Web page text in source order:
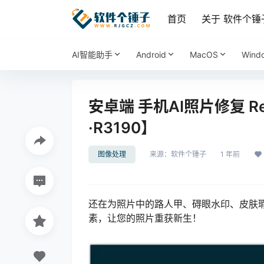
首页 关于 软件个锤
AI智能助手 Android MacOS
安卓端 手机AI照片修复
·R3190】
图像处理 来源： 软件个锤子 1 年前
还在为照片中的路人甲、碍眼水印、皮
素，让您的照片重获新生！